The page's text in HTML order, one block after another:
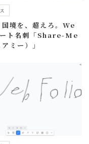
国境を、超えろ。We
ト名刺「Share-Me
アミー）」